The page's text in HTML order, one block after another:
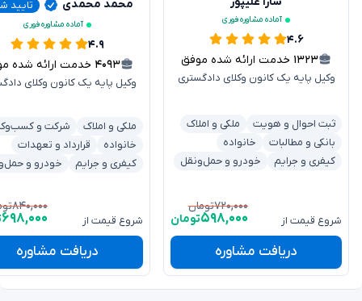
آماده مشاوره فوری
۴.۶
۱۳۲۳ خدمت ارائه شده موفق
وکیل پایه یک کانون وکلای دادگستری
ثبت احوال و هویت
ملکی و املاک
بانکی و مطالبات
خانواده
کیفری و جرایم
خودرو و حمل‌ونقل
شروع قیمت از
۷۲۰,۰۰۰تومان
۵۹۸,۰۰۰تومان
دریافت مشاوره
محمد محمدی تایید
آماده مشاوره فوری
۴.۹
۴۰۹۳ خدمت ارائه شده موفق
وکیل پایه یک کانون وکلای
ملکی و املاک
شرکت و
خانواده
قرارداد و تعهدات
کیفری و جرایم
خودرو و
شروع قیمت از
۸۴۰,۰۰۰
۶۹۸,۰۰۰
دریافت مشاوره